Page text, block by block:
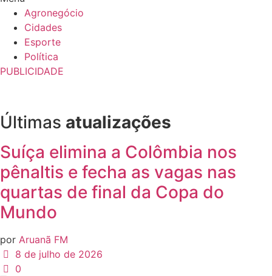
Agronegócio
Cidades
Esporte
Política
PUBLICIDADE
Últimas atualizações
Suíça elimina a Colômbia nos
pênaltis e fecha as vagas nas
quartas de final da Copa do
Mundo
por Aruanã FM
8 de julho de 2026
0